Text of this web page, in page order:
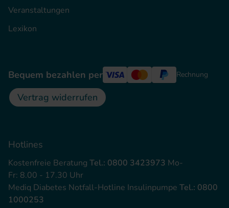
Veranstaltungen
Lexikon
Bequem bezahlen per Rechnung
Vertrag widerrufen
Hotlines
Kostenfreie Beratung Tel.: 0800 3423973 Mo-
Fr: 8.00 - 17.30 Uhr
Mediq Diabetes Notfall-Hotline Insulinpumpe Tel.: 0800
1000253